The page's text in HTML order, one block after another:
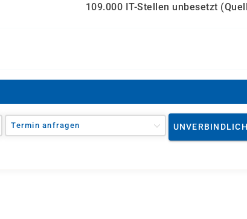
109.000 IT-Stellen unbesetzt
Termin anfragen